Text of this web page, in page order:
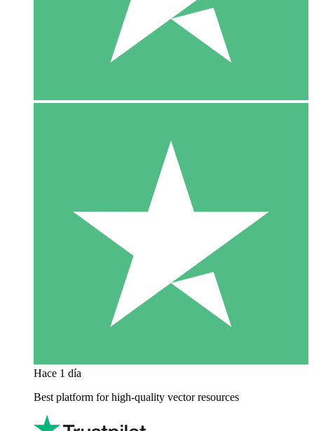
Hace 1 día
Best platform for high-quality vector resources